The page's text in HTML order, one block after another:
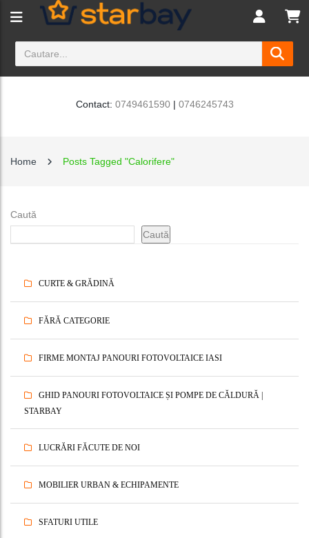
Contact: 0749461590| 0746245743
Home Posts Tagged "calorifere"
Caută
Caută
CURTE & GRĂDINĂ
FĂRĂ CATEGORIE
FIRME MONTAJ PANOURI FOTOVOLTAICE IASI
GHID PANOURI FOTOVOLTAICE ȘI POMPE DE CĂLDURĂ |
STARBAY
LUCRĂRI FĂCUTE DE NOI
MOBILIER URBAN & ECHIPAMENTE
SFATURI UTILE